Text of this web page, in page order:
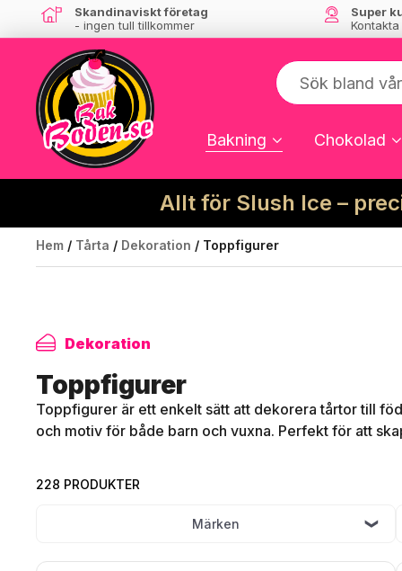
Skandinaviskt företag
- ingen tull tillkommer
Super
Kontakta
Bakning Chokolad
Allt för Slush Ice –
Hem / Tårta / Dekoration / Toppfigurer
Dekoration
Toppfigurer
Toppfigurer är ett enkelt sätt att dekorera tårtor till
och motiv för både barn och vuxna. Perfekt för att
228 PRODUKTER
Märken